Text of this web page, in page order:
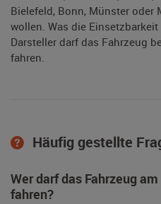
Bielefeld, Bonn, Münster oder
wollen. Was die
Darsteller darf das Fahrzeug
fahren.
Häufig gestellte
Wer darf das Fahrzeug
fahren?